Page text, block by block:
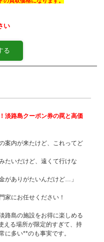
い
る
淡路島クーポン券の罠と高価
案内が来たけど、これってど
たいだけど、遠くて行けな
がありがたいんだけど…」
家にお任せください！
路島の施設をお得に楽しめる
える場所が限定的すぎて、持
に多い**のも事実です。